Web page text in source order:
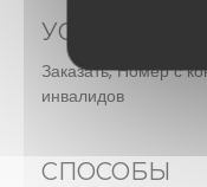
УСЛУГИ
Заказать, Номер с
инвалидов
СПОСОБЫ